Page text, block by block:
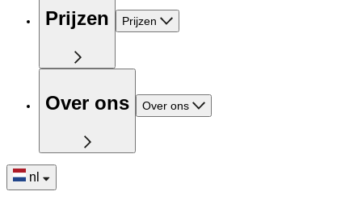
Prijzen Prijzen
Over ons Over ons
nl